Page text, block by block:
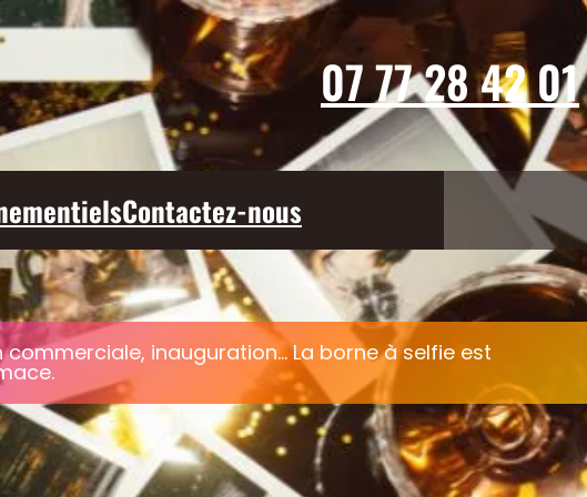
07 77 28 42 01
Contactez-nous
commerciale, inauguration… La borne à selfie est